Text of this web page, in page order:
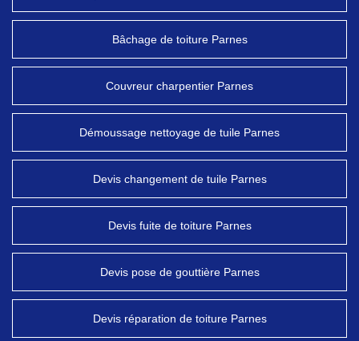
Bâchage de toiture Parnes
Couvreur charpentier Parnes
Démoussage nettoyage de tuile Parnes
Devis changement de tuile Parnes
Devis fuite de toiture Parnes
Devis pose de gouttière Parnes
Devis réparation de toiture Parnes